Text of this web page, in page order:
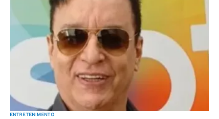
ENTRETENIMENTO